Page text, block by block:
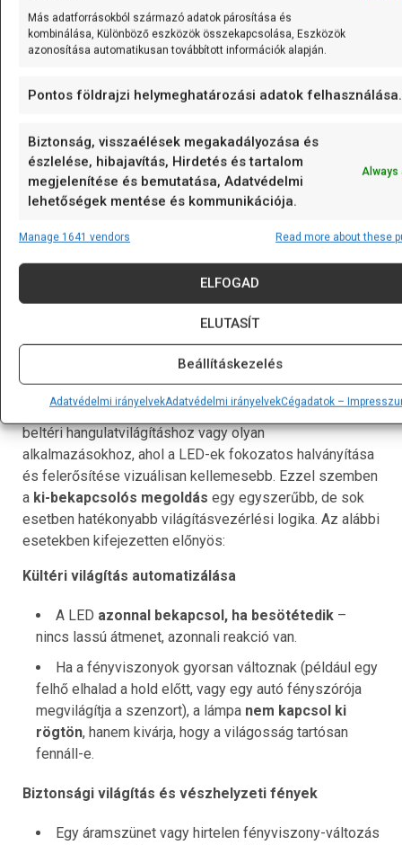
Más adatforrásokból származó adatok párosítása és
kombinálása, Különböző eszközök összekapcsolása, Eszközök
azonosítása automatikusan továbbított információk alapján.
Pontos földrajzi helymeghatározási adatok felhasználása.
Biztonság, visszaélések megakadályozása és
észlelése, hibajavítás, Hirdetés és tartalom
megjelenítése és bemutatása, Adatvédelmi
lehetőségek mentése és kommunikációja.
Always
Manage 1641 vendors Read more about these
ELFOGAD
ELUTASÍT
Beállításkezelés
Adatvédelmi irányelvekAdatvédelmi irányelvekCégadatok –
változásaira. A mostani cél egy olyan automatizált
megoldás, amelysötétben azonnal bekapcsol, viszont
beállított időtartamot, hogy elkerülje a felesleges ki-
kültéri világítás esetén, ahol egy rövid fényvillanás –
például egy autó fényszórója vagy egy felhők közül
előbújó napsugár – nem indokolja a lámpák azonnali
kikapcsolását. Ugyanakkor a rendszer képes
kapcsol be, amikor arra valóban szükség van.
Mikor és miért lehet hasznos a ki-
bekapcsolós világításvezérlés?
Az előző fejezetben bemutatottPWM-alapú
olyan helyzetekben hasznos,
amikorfokozatos átmenetet szeretnénk elérnia
világítás fényerejében. Ez jó megoldás lehet például
beltéri hangulatvilágításhoz vagy olyan
alkalmazásokhoz, ahol a LED-ek fokozatos halványítása
és felerősítése vizuálisan kellemesebb. Ezzel szemben
a ki-bekapcsolós megoldás egy egyszerűbb, de sok
esetben hatékonyabb világításvezérlési logika. Az alábbi
esetekben kifejezetten előnyös:
Kültéri világítás automatizálása
A LED azonnal bekapcsol, ha besötétedik –
nincs lassú átmenet, azonnali reakció van.
Ha a fényviszonyok gyorsan változnak (például egy
felhő elhalad a hold előtt, vagy egy autó fényszórója
megvilágítja a szenzort), a lámpa nem kapcsol ki
rögtön, hanem kivárja, hogy a világosság tartósan
fennáll-e.
Biztonsági világítás és vészhelyzeti fények
Egy áramszünet vagy hirtelen fényviszony-változás